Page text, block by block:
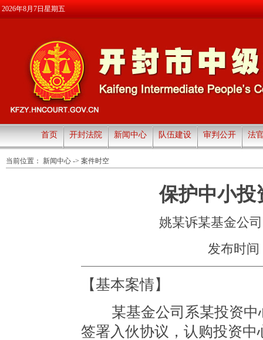
2026年8月7日星期五
首页 开封法院 新闻中心 队伍建设 审判公开 法
当前位置： 新闻中心 -> 案件时空
保护中小投
姚某诉某基金公
发布时间
【基本案情】
某基金公司系某投资中
签署入伙协议，认购投资